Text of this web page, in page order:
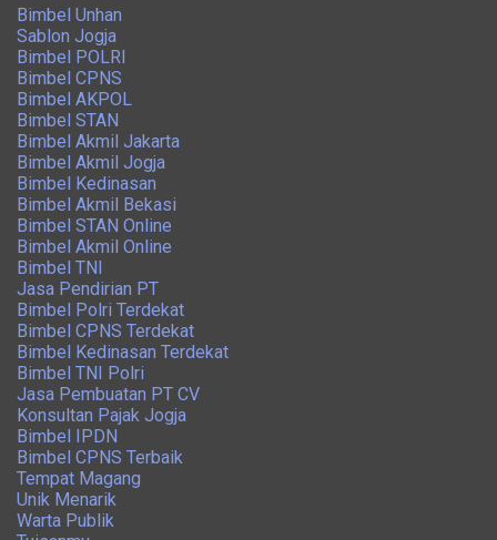
Bimbel Unhan
Sablon Jogja
Bimbel POLRI
Bimbel CPNS
Bimbel AKPOL
Bimbel STAN
Bimbel Akmil Jakarta
Bimbel Akmil Jogja
Bimbel Kedinasan
Bimbel Akmil Bekasi
Bimbel STAN Online
Bimbel Akmil Online
Bimbel TNI
Jasa Pendirian PT
Bimbel Polri Terdekat
Bimbel CPNS Terdekat
Bimbel Kedinasan Terdekat
Bimbel TNI Polri
Jasa Pembuatan PT CV
Konsultan Pajak Jogja
Bimbel IPDN
Bimbel CPNS Terbaik
Tempat Magang
Unik Menarik
Warta Publik